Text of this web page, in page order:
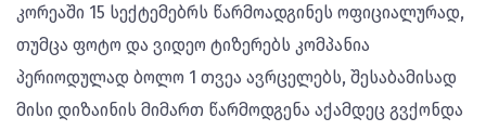
კორეაში 15 სექტემებრს წარმოადგინეს ოფიციალურად,
თუმცა ფოტო და ვიდეო ტიზერებს კომპანია
პერიოდულად ბოლო 1 თვეა ავრცელებს, შესაბამისად
მისი დიზაინის მიმართ წარმოდგენა აქამდეც გვქონდა